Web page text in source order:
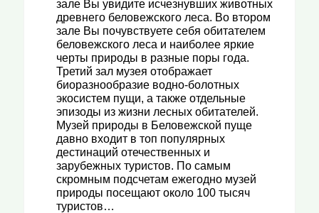
зале Вы увидите исчезнувших животных
древнего беловежского леса. Во втором
зале Вы почувствуете себя обитателем
беловежского леса и наиболее яркие
черты природы в разные поры года.
Третий зал музея отображает
биоразнообразие водно-болотных
экосистем пущи, а также отдельные
эпизоды из жизни лесных обитателей.
Музей природы в Беловежской пуще
давно входит в топ популярных
дестинаций отечественных и
зарубежных туристов. По самым
скромным подсчетам ежегодно музей
природы посещают около 100 тысяч
туристов…